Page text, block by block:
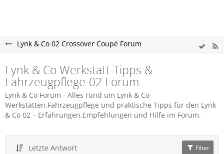
Lynk & Co 02 Crossover Coupé Forum
Lynk & Co Werkstatt-Tipps &
Fahrzeugpflege-02 Forum
Lynk & Co Forum - Alles rund um Lynk & Co-
Werkstätten,Fahrzeugpflege und praktische Tipps für den Lynk
& Co 02 – Erfahrungen,Empfehlungen und Hilfe im Forum.
Letzte Antwort Filter